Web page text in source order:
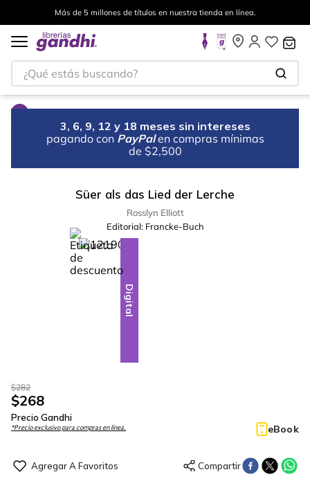
Más de 5 millones de títulos en nuestra tienda en línea.
¿Qué estás buscando?
3, 6, 9, 12 y 18 meses sin intereses
pagando con PayPal en compras mínimas
de $2,500
Süer als das Lied der Lerche
Rosslyn Elliott
Editorial: Francke-Buch
-5%
Digital
$282
$268
Precio Gandhi
*Precio exclusivo para compras en línea. eBook